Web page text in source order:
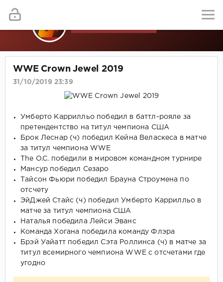
WWE Crown Jewel 2019
31/10/2019 23:39
Умберто Каррилльо победил в баттл-рояле за
претендентство на титул чемпиона США
Брок Леснар (ч) победил Кейна Веласкеса в матче
за титул чемпиона WWE
The O.C. победили в мировом командном турнире
Мансур победил Сезаро
Тайсон Фьюри победил Брауна Строумена по
отсчету
ЭйДжей Стайс (ч) победил Умберто Каррилльо в
матче за титул чемпиона США
Наталья победила Лейси Эванс
Команда Хогана победила команду Флэра
Брэй Уайатт победил Сэта Роллинса (ч) в матче за
титул всемирного чемпиона WWE с отсчетами где
угодно